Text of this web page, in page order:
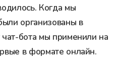
Когда мы
организованы в
бота мы применили на
в формате онлайн.